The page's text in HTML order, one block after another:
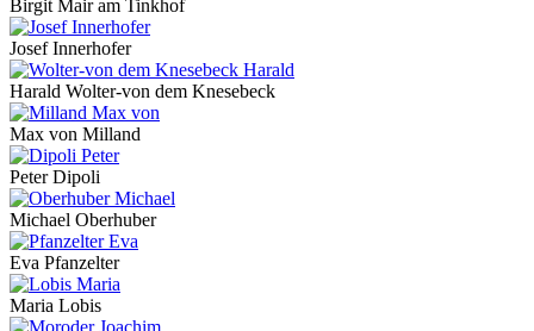
Birgit Mair am Tinkhof
Josef Innerhofer
Harald Wolter-von dem Knesebeck
Max von Milland
Peter Dipoli
Michael Oberhuber
Eva Pfanzelter
Maria Lobis